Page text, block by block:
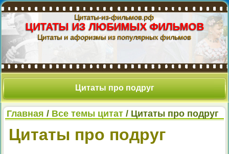
Цитаты-из-фильмов.рф
ЦИТАТЫ ИЗ ЛЮБИМЫХ ФИЛЬМОВ
Цитаты и афоризмы из популярных фильмов
Цитаты про подруг
Главная / Все темы цитат / Цитаты про подруг
Цитаты про подруг